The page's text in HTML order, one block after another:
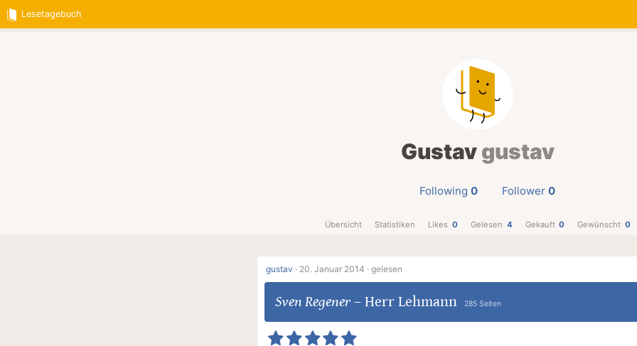
Lesetagebuch
Gustavgustav
Following 0 Follower 0
Übersicht Statistiken Likes 0 Gelesen 4 Gekauft 0 Gewünscht 0
gustav · 20. Januar 2014 · gelesen
Sven Regener– Herr Lehmann 285 Seiten